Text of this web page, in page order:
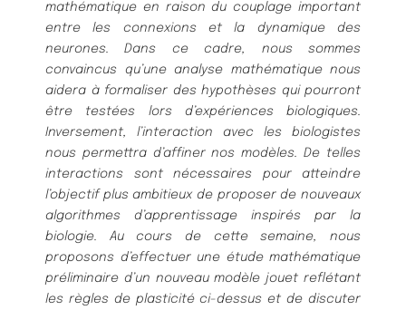
mathématique en raison du couplage important
entre les connexions et la dynamique des
neurones. Dans ce cadre, nous sommes
convaincus qu’une analyse mathématique nous
aidera à formaliser des hypothèses qui pourront
être testées lors d’expériences biologiques.
Inversement, l’interaction avec les biologistes
nous permettra d’affiner nos modèles. De telles
interactions sont nécessaires pour atteindre
l’objectif plus ambitieux de proposer de nouveaux
algorithmes d’apprentissage inspirés par la
biologie. Au cours de cette semaine, nous
proposons d’effectuer une étude mathématique
préliminaire d’un nouveau modèle jouet reflétant
les règles de plasticité ci-dessus et de discuter